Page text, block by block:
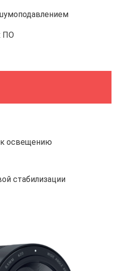
ПО
к освещению
стабилизации